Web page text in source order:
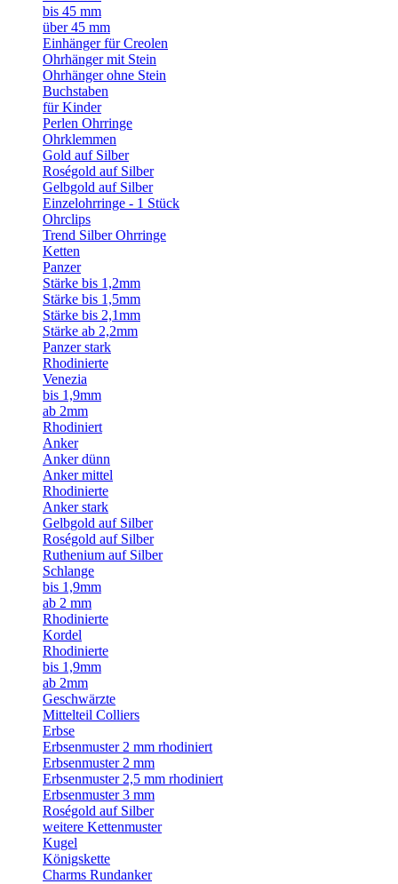
bis 45 mm
über 45 mm
Einhänger für Creolen
Ohrhänger mit Stein
Ohrhänger ohne Stein
Buchstaben
für Kinder
Perlen Ohrringe
Ohrklemmen
Gold auf Silber
Roségold auf Silber
Gelbgold auf Silber
Einzelohrringe - 1 Stück
Ohrclips
Trend Silber Ohrringe
Ketten
Panzer
Stärke bis 1,2mm
Stärke bis 1,5mm
Stärke bis 2,1mm
Stärke ab 2,2mm
Panzer stark
Rhodinierte
Venezia
bis 1,9mm
ab 2mm
Rhodiniert
Anker
Anker dünn
Anker mittel
Rhodinierte
Anker stark
Gelbgold auf Silber
Roségold auf Silber
Ruthenium auf Silber
Schlange
bis 1,9mm
ab 2 mm
Rhodinierte
Kordel
Rhodinierte
bis 1,9mm
ab 2mm
Geschwärzte
Mittelteil Colliers
Erbse
Erbsenmuster 2 mm rhodiniert
Erbsenmuster 2 mm
Erbsenmuster 2,5 mm rhodiniert
Erbsenmuster 3 mm
Roségold auf Silber
weitere Kettenmuster
Kugel
Königskette
Charms Rundanker